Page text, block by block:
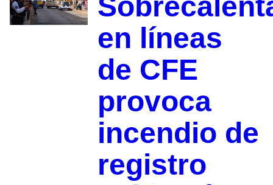
en líneas
de CFE
provoca
incendio de
registro